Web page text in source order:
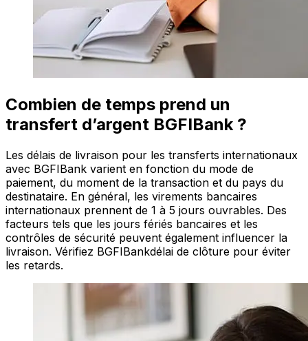
Combien de temps prend un
transfert d’argent BGFIBank ?
Les délais de livraison pour les transferts internationaux
avec BGFIBank varient en fonction du mode de
paiement, du moment de la transaction et du pays du
destinataire. En général, les virements bancaires
internationaux prennent de 1 à 5 jours ouvrables. Des
facteurs tels que les jours fériés bancaires et les
contrôles de sécurité peuvent également influencer la
livraison. Vérifiez BGFIBankdélai de clôture pour éviter
les retards.